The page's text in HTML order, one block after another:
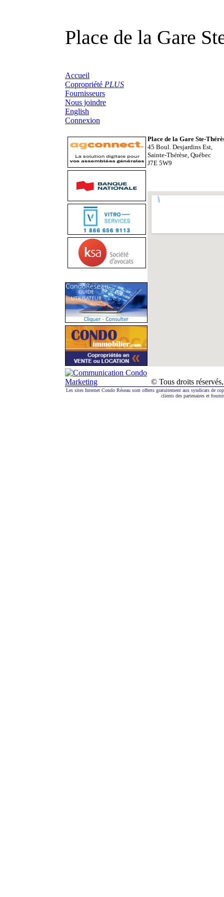
Place de la Gare
Accueil
Copropriété PLUS
Fournisseurs
Nous joindre
English
Connexion
Place de la Gare Ste-
45 Boul. Desjardins Est,
Sainte-Thérèse, Québec
J7E 5W9
© Tous droits
Les sites Internet Condo Réseau sont offerts gratuitement aux syndicats de
clients des partenaires et